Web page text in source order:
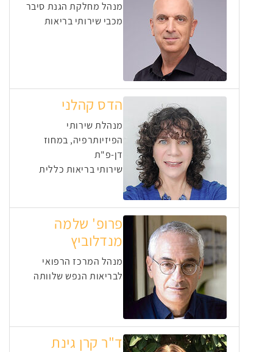
מנהל מחלקת הגנת סיבר
מכבי שירותי בריאות
הדס קהלני
מנהלת שירותי
הפיזיותרפיה, במחוז
דן-פ"ת
שירותי בריאות כללית
פרופ' שלמה
מנדלוביץ
מנהל המרכז הרפואי
לבריאות הנפש שלוותה
ד"ר קרן גינת